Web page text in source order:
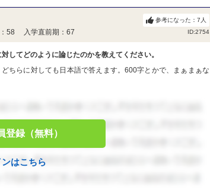
：58 入学直前期：67 ID:2754
参考になった： 7 人
してどのように論じたのかを教えてください。
ちらに対しても日本語で答えます。600字とかで、まぁまぁな
登録（無料）
ンはこちら